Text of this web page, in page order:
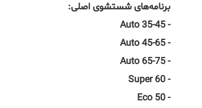
برنامه‌های شستشوی اصلی:
- Auto 35-45
- Auto 45-65
- Auto 65-75
- Super 60
- Eco 50